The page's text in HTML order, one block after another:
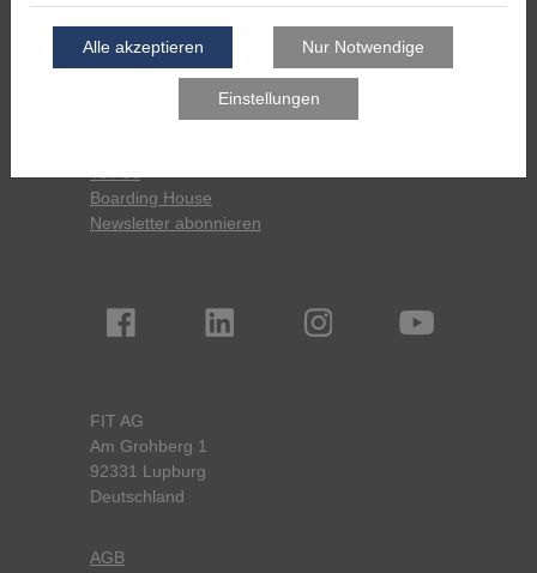
Pressemitteilungen
Pressespiegel
Download
Tell Us
Boarding House
Newsletter abonnieren
FIT AG
Am Grohberg 1
92331 Lupburg
Deutschland
AGB